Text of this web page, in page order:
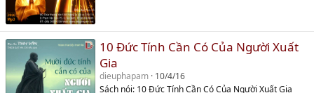
10 Đức Tính Cần Có Của Người Xuất
Gia
dieuphapam 10/4/16
Sách nói: 10 Đức Tính Cần Có Của Người Xuất Gia